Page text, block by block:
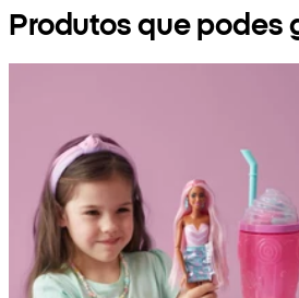
Produtos que podes